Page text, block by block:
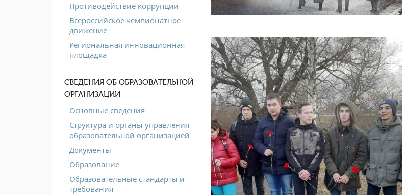
Противодействие коррупции
Всероссийское чемпионатное
движение
Региональная инновационная
площадка
СВЕДЕНИЯ ОБ ОБРАЗОВАТЕЛЬНОЙ
ОРГАНИЗАЦИИ
Основные сведения
Структура и органы управления
образовательной организацией
Документы
Образование
Образовательные стандарты и
требования